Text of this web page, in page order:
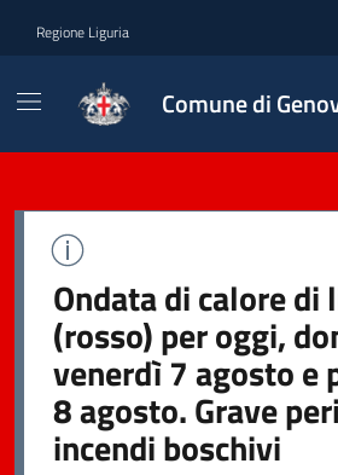
Regione Liguria
Comune di
Ondata di calore di
(rosso) per oggi,
venerdì 7 agosto e
8 agosto. Grave
incendi boschivi